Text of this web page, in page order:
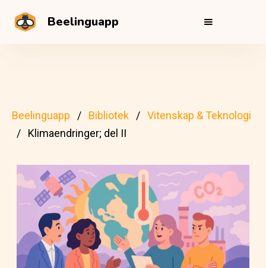
Beelinguapp
Beelinguapp Bibliotek
Vitenskap & Teknologi
Klimaendringer; del II